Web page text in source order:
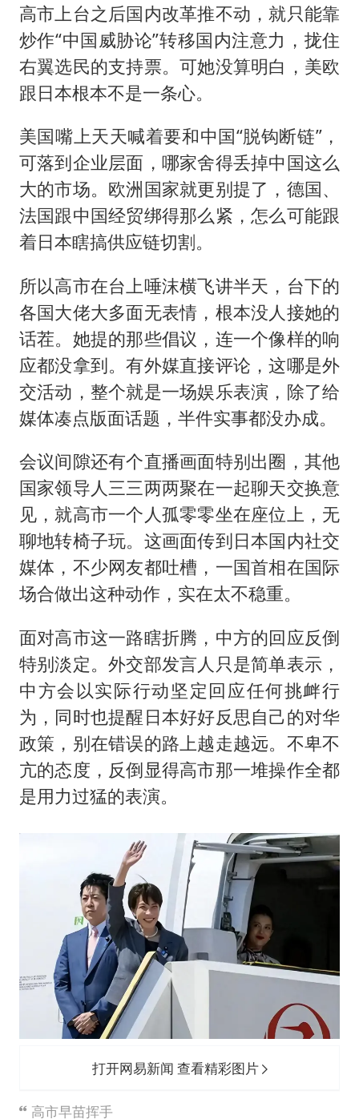
高市上台之后国内改革推不动，就只能靠
炒作“中国威胁论”转移国内注意力，拢住
右翼选民的支持票。可她没算明白，美欧
跟日本根本不是一条心。
美国嘴上天天喊着要和中国“脱钩断链”，
可落到企业层面，哪家舍得丢掉中国这么
大的市场。欧洲国家就更别提了，德国、
法国跟中国经贸绑得那么紧，怎么可能跟
着日本瞎搞供应链切割。
所以高市在台上唾沫横飞讲半天，台下的
各国大佬大多面无表情，根本没人接她的
话茬。她提的那些倡议，连一个像样的响
应都没拿到。有外媒直接评论，这哪是外
交活动，整个就是一场娱乐表演，除了给
媒体凑点版面话题，半件实事都没办成。
会议间隙还有个直播画面特别出圈，其他
国家领导人三三两两聚在一起聊天交换意
见，就高市一个人孤零零坐在座位上，无
聊地转椅子玩。这画面传到日本国内社交
媒体，不少网友都吐槽，一国首相在国际
场合做出这种动作，实在太不稳重。
面对高市这一路瞎折腾，中方的回应反倒
特别淡定。外交部发言人只是简单表示，
中方会以实际行动坚定回应任何挑衅行
为，同时也提醒日本好好反思自己的对华
政策，别在错误的路上越走越远。不卑不
亢的态度，反倒显得高市那一堆操作全都
是用力过猛的表演。
打开网易新闻 查看精彩图片
高市早苗挥手